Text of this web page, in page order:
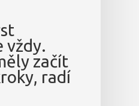
vždy.
začít
radí